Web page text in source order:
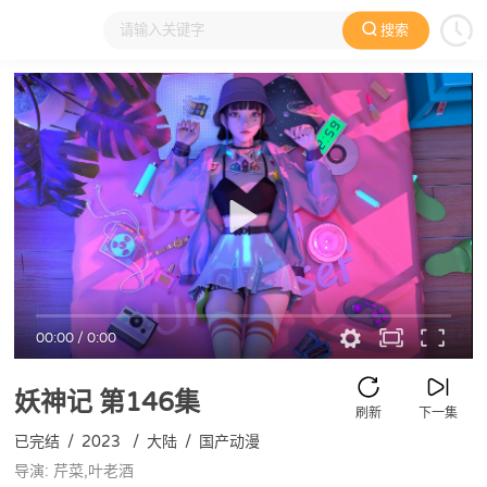
搜索
大家在看 日本动漫 国产动漫 欧美动漫 动漫电影
00:00/0:00
妖神记 第146集 下一集
刷新
已完结 / 2023 / 大陆 / 国产动漫
导演: 芹菜,叶老酒